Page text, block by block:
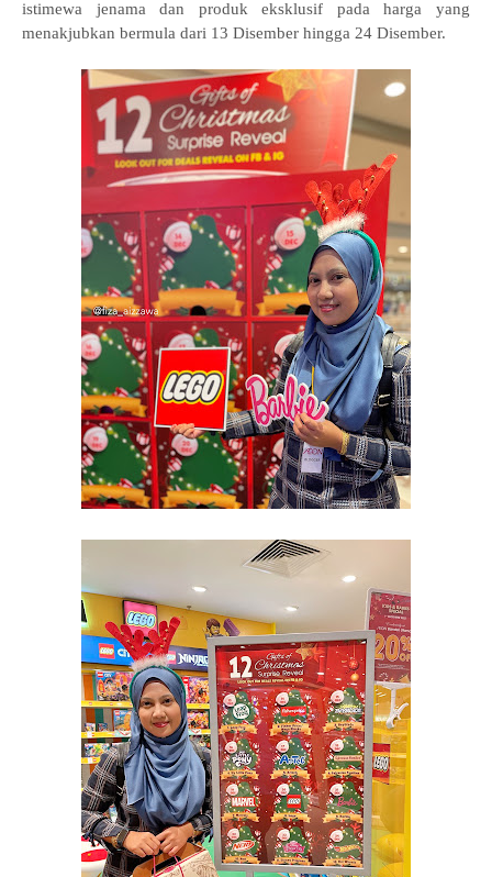
istimewa jenama dan produk eksklusif pada harga yang
menakjubkan bermula dari 13 Disember hingga 24 Disember.